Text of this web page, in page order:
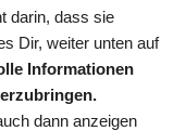
darin, dass sie
Dir, weiter unten auf
Informationen
dann anzeigen